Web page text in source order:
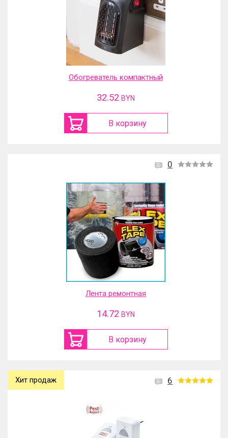
Обогреватель компактный
32.52 BYN
В корзину
0
Лента ремонтная
14.72 BYN
В корзину
6
Хит продаж